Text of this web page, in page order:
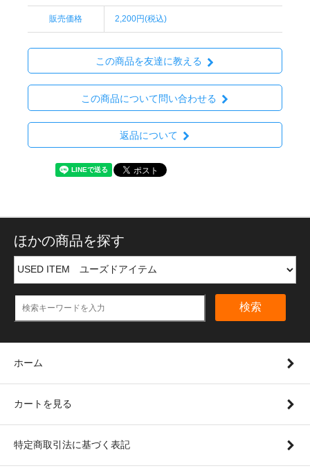
販売価格 2,200円(税込)
この商品を友達に教える
この商品について問い合わせる
返品について
ほかの商品を探す
検索
ホーム
カートを見る
特定商取引法に基づく表記